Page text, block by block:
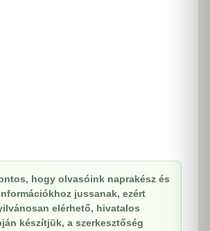
hogy olvasóink naprakész és
jussanak, ezért
elérhető, hivatalos
készítjük, a szerkesztőség